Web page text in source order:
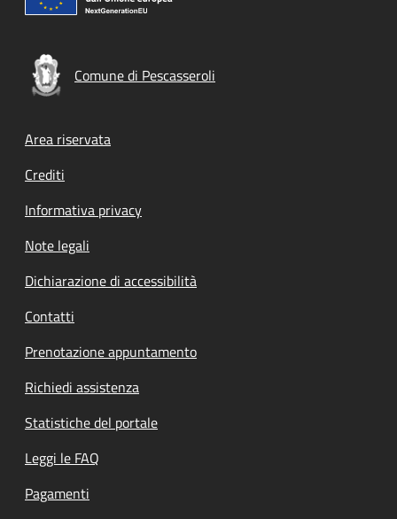
Comune di Pescasseroli
Footer menu
Area riservata
Crediti
Informativa privacy
Note legali
Dichiarazione di accessibilità
Contatti
Prenotazione appuntamento
Richiedi assistenza
Statistiche del portale
Leggi le FAQ
Pagamenti